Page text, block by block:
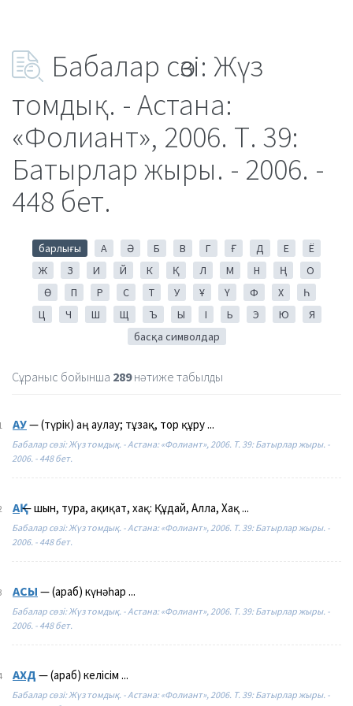
Бабалар сөзі: Жүз
томдық. - Астана:
«Фолиант», 2006. Т. 39:
Батырлар жыры. - 2006. -
448 бет.
барлығы А Ә Б В Г Ғ Д Е
Ё
Ж
З И Й К Қ Л М Н Ң
О
Ө
П Р С Т У Ұ Ү Ф Х
Һ
Ц
Ч Ш Щ Ъ Ы І Ь Э Ю
Я
басқа символдар
Сұраныс бойынша 289нәтиже табылды
АУ— (түрік) аң аулау; тұзақ, тор құру ...
Бабалар сөзі: Жүз томдық. - Астана: «Фолиант», 2006. Т. 39: Батырлар жыры. -
2006. - 448 бет.
АҚ— шын, тура, ақиқат, хақ: Құдай, Алла, Хақ ...
Бабалар сөзі: Жүз томдық. - Астана: «Фолиант», 2006. Т. 39: Батырлар жыры. -
2006. - 448 бет.
АСЫ — (араб) күнәһар ...
Бабалар сөзі: Жүз томдық. - Астана: «Фолиант», 2006. Т. 39: Батырлар жыры. -
2006. - 448 бет.
АХД — (араб) келісім ...
Бабалар сөзі: Жүз томдық. - Астана: «Фолиант», 2006. Т. 39: Батырлар жыры. -